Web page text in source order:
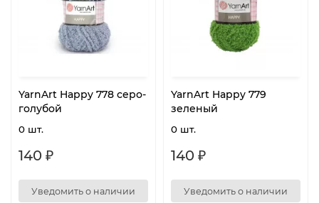
YarnArt Happy 778 серо-
голубой
0 шт.
140 ₽
Уведомить о наличии
YarnArt Happy 779
зеленый
0 шт.
140 ₽
Уведомить о наличии